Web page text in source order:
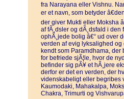
fra Narayana eller Vishnu.
er et navn, som betyder
der giver Mukti eller Moksha
af fÃ¸dsler og dÃ¸dsfald i
ophÃ¸jede bolig â€“ ud over
verden af evig lyksalighed og
kendt som Paramdhama, der
for befriede sjÃ¦le, hvor de
befinder sig pÃ¥ et hÃ¸jere
derfor er det en verden, der
videnskabeligt eller begribes
Kaumodaki, Mahakalpa,
Chakra, Trimurti og